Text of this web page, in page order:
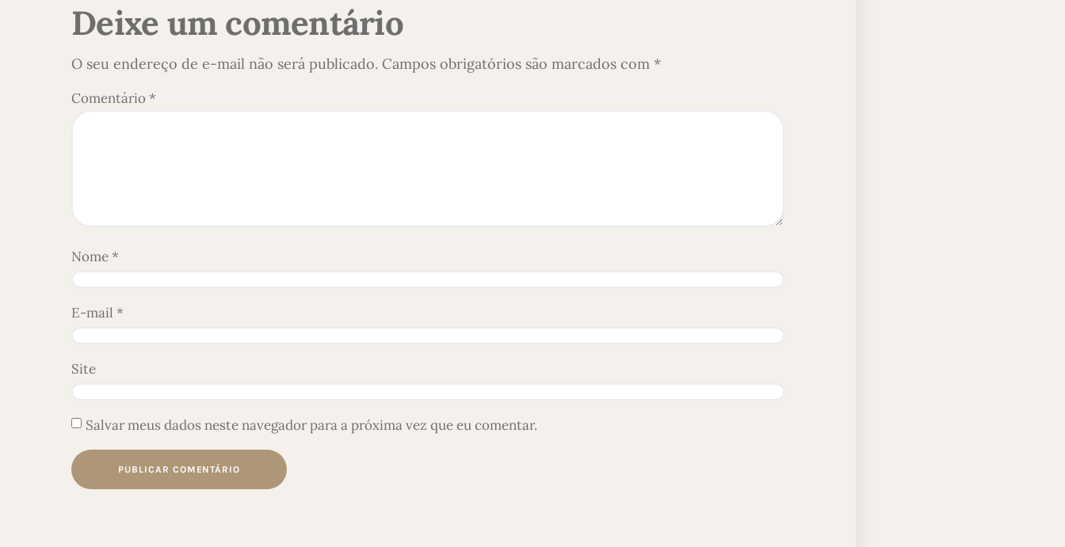
Deixe um comentário
O seu endereço de e-mail não será publicado. Campos obrigatórios são marcados com *
Comentário*
Nome*
E-mail *
Site
Salvar meus dados neste navegador para a próxima vez que eu comentar.